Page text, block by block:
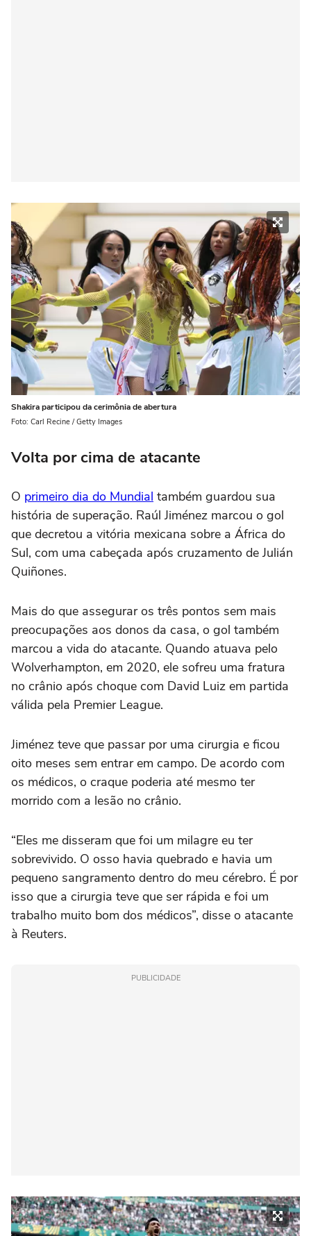
Shakira participou da cerimônia de abertura
Foto: Carl Recine / Getty Images
Volta por cima de atacante
O primeiro dia do Mundial também guardou sua
história de superação. Raúl Jiménez marcou o gol
que decretou a vitória mexicana sobre a África do
Sul, com uma cabeçada após cruzamento de Julián
Quiñones.
Mais do que assegurar os três pontos sem mais
preocupações aos donos da casa, o gol também
marcou a vida do atacante. Quando atuava pelo
Wolverhampton, em 2020, ele sofreu uma fratura
no crânio após choque com David Luiz em partida
válida pela Premier League.
Jiménez teve que passar por uma cirurgia e ficou
oito meses sem entrar em campo. De acordo com
os médicos, o craque poderia até mesmo ter
morrido com a lesão no crânio.
“Eles me disseram que foi um milagre eu ter
sobrevivido. O osso havia quebrado e havia um
pequeno sangramento dentro do meu cérebro. É por
isso que a cirurgia teve que ser rápida e foi um
trabalho muito bom dos médicos”, disse o atacante
à Reuters.
PUBLICIDADE